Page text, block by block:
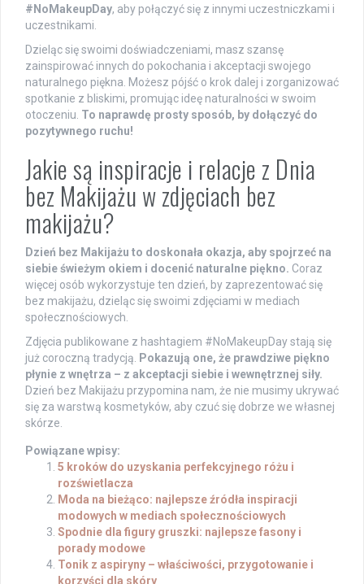
#NoMakeupDay, aby połączyć się z innymi uczestniczkami i
uczestnikami.
Dzieląc się swoimi doświadczeniami, masz szansę
zainspirować innych do pokochania i akceptacji swojego
naturalnego piękna. Możesz pójść o krok dalej i zorganizować
spotkanie z bliskimi, promując ideę naturalności w swoim
otoczeniu. To naprawdę prosty sposób, by dołączyć do
pozytywnego ruchu!
Jakie są inspiracje i relacje z Dnia
bez Makijażu w zdjęciach bez
makijażu?
Dzień bez Makijażu to doskonała okazja, aby spojrzeć na
siebie świeżym okiem i docenić naturalne piękno. Coraz
więcej osób wykorzystuje ten dzień, by zaprezentować się
bez makijażu, dzieląc się swoimi zdjęciami w mediach
społecznościowych.
Zdjęcia publikowane z hashtagiem #NoMakeupDay stają się
już coroczną tradycją.
Pokazują one, że prawdziwe piękno
płynie z wnętrza – z akceptacji siebie i wewnętrznej siły.
Dzień bez Makijażu przypomina nam, że nie musimy ukrywać
się za warstwą kosmetyków, aby czuć się dobrze we własnej
skórze.
Powiązane wpisy:
5 kroków do uzyskania perfekcyjnego różu i
rozświetlacza
Moda na bieżąco: najlepsze źródła inspiracji
modowych w mediach społecznościowych
Spodnie dla figury gruszki: najlepsze fasony i
porady modowe
Tonik z aspiryny – właściwości, przygotowanie i
korzyści dla skóry